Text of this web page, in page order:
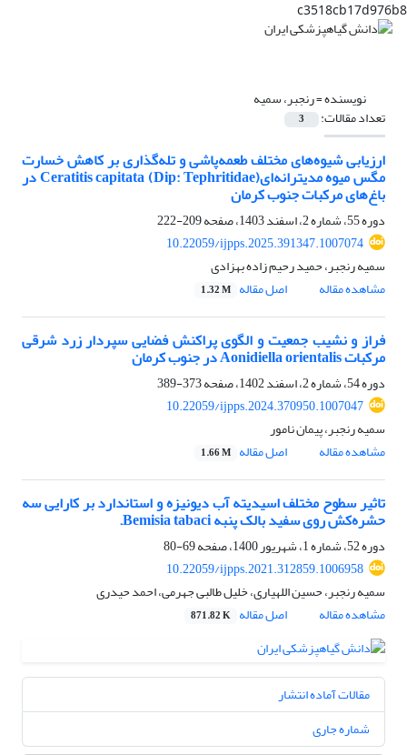
c3518cb17d976b8
نویسنده =رنجبر، سمیه
تعداد مقالات: 3
ارزیابی شیوه‌های مختلف طعمه‌پاشی و تله‌گذاری بر کاهش خسارت
مگس میوه مدیترانه‌ای(Dip: Tephritidae) Ceratitis capitata در
باغ‌های مرکبات جنوب کرمان
دوره 55، شماره 2، اسفند 1403، صفحه
209-222
10.22059/ijpps.2025.391347.1007074
سمیه رنجبر، حمید رحیم زاده بهزادی
مشاهده مقاله
اصل مقاله 1.32 M
فراز و نشیب جمعیت و الگوی پراکنش فضایی سپردار زرد شرقی
مرکبات Aonidiella orientalis در جنوب کرمان
دوره 54، شماره 2، اسفند 1402، صفحه
373-389
10.22059/ijpps.2024.370950.1007047
سمیه رنجبر، پیمان نامور
مشاهده مقاله
اصل مقاله 1.66 M
تاثیر سطوح مختلف اسیدیته آب دیونیزه و استاندارد بر کارایی سه
حشره‌کش‌ روی سفید بالک پنبه Bemisia tabaci.
دوره 52، شماره 1، شهریور 1400، صفحه
69-80
10.22059/ijpps.2021.312859.1006958
سمیه رنجبر، حسین اللهیاری، خلیل طالبی جهرمی، احمد حیدری
مشاهده مقاله
اصل مقاله 871.82 K
مقالات آماده انتشار
شماره جاری